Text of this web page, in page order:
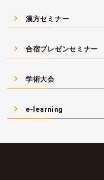
navigate_next 漢方セミナー
navigate_next 合宿プレゼンセミナー
navigate_next 学術大会
navigate_next e-learning